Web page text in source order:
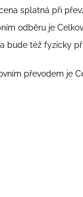
splatná při
odběru je
bude též fyzicky
převodem je